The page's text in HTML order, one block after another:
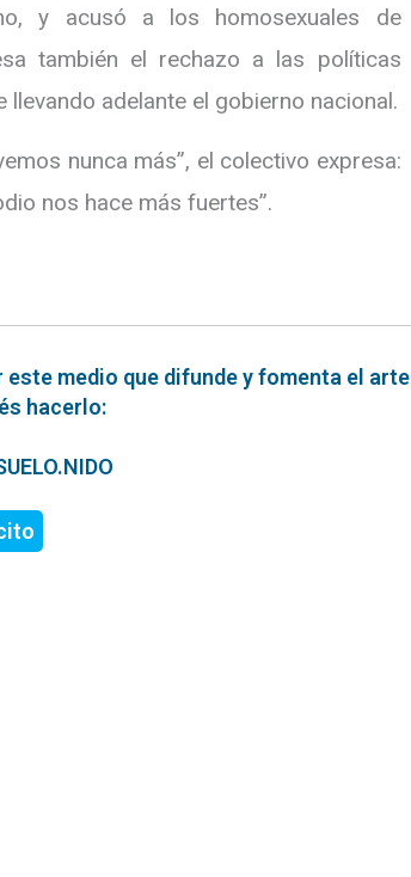
y acusó a los homosexuales de
también el rechazo a las políticas
adelante el gobierno nacional.
nunca más”, el colectivo expresa:
nos hace más fuertes”.
medio que difunde y fomenta el arte
hacerlo: